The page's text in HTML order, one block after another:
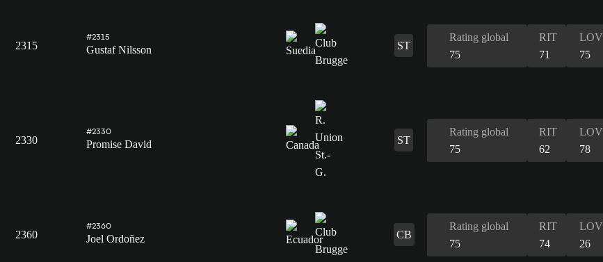
2315
#2315
Gustaf Nilsson ST
Rating global
75
RIT
71
LOV
75
2330
#2330
Promise David ST
Rating global
75
RIT
62
LOV
78
2360
#2360
Joel Ordoñez CB
Rating global
75
RIT
74
LOV
26